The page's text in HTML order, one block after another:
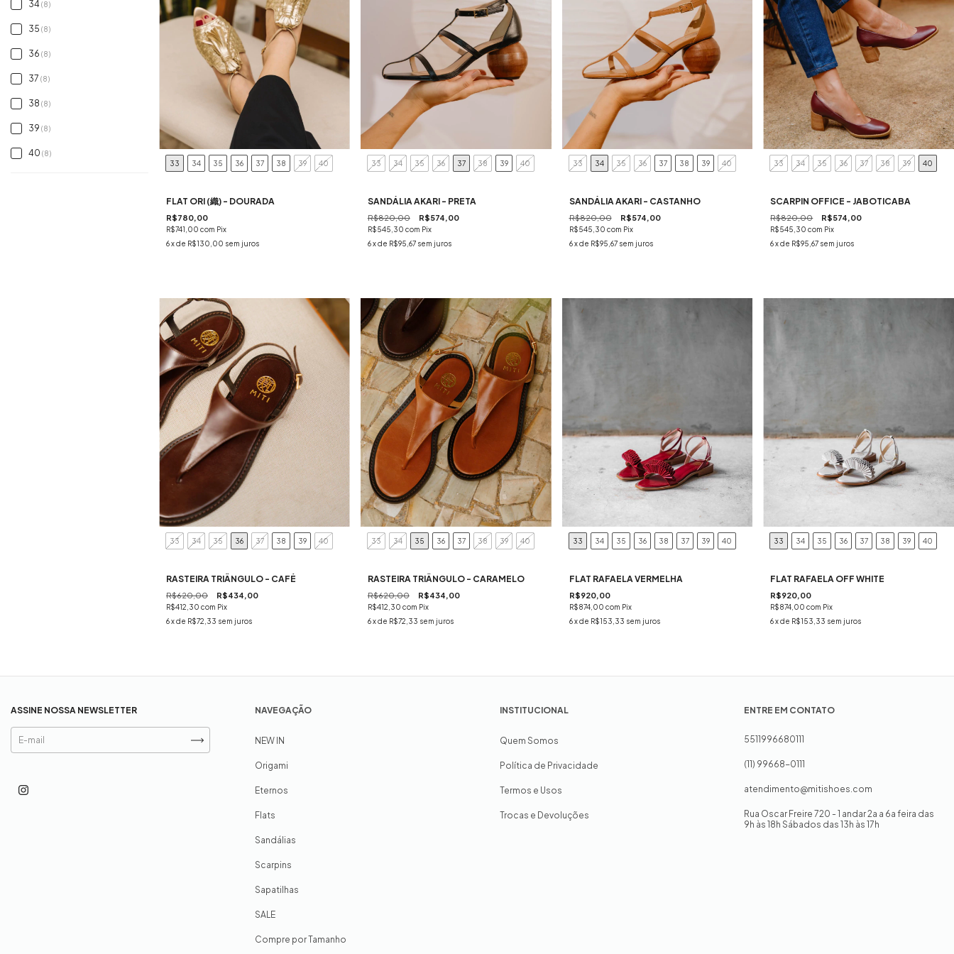
34 (8)
35 (8)
36 (8)
37 (8)
38 (8)
39 (8)
40 (8)
33
34 35 36 37 38 39 40
FLAT ORI (織) - DOURADA
R$780,00
R$741,00 com Pix
6x de R$130,00 sem juros
33 34 35 36 37 38 39 40
SANDÁLIA AKARI - PRETA
R$820,00 R$574,00
R$545,30 com Pix
6x de R$95,67 sem juros
33 34 35 36 37 38 39 40
SANDÁLIA AKARI - CASTANHO
R$820,00 R$574,00
R$545,30 com Pix
6 x de R$95,67 sem juros
33 34 35 36 37 38 39 40
SCARPIN OFFICE - JABOTICABA
R$820,00 R$574,00
R$545,30com Pix
6x de R$95,67 sem juros
33 34 35 36 37 38 39 40
RASTEIRA TRIÂNGULO - CAFÉ
R$620,00 R$434,00
R$412,30 com Pix
6x de R$72,33 sem juros
33 34 35 36 37 38 39 40
RASTEIRA TRIÂNGULO - CARAMELO
R$620,00 R$434,00
R$412,30 com Pix
6x de R$72,33 sem juros
33 34 35 36 38 37 39 40
FLAT RAFAELA VERMELHA
R$920,00
R$874,00 com Pix
6 x de R$153,33 sem juros
33 34 35 36 37 38 39 40
FLAT RAFAELA OFF WHITE
R$920,00
R$874,00com Pix
6x de R$153,33 sem juros
ASSINE NOSSA NEWSLETTER NAVEGAÇÃO
NEW IN
Origami
Eternos
Flats
Sandálias
Scarpins
Sapatilhas
SALE
Compre por Tamanho
INSTITUCIONAL
Quem Somos
Política de Privacidade
Termos e Usos
Trocas e Devoluções
ENTRE EM CONTATO
5511996680111
(11) 99668-0111
atendimento@mitishoes.com
Rua Oscar Freire 720 - 1 andar 2a a 6a feira das
9h às 18h Sábados das 13h às 17h